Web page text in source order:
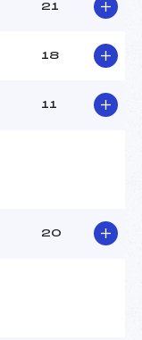
21
18
11
20